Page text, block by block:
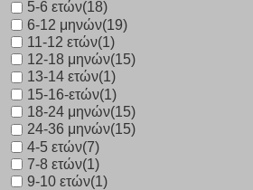
5-6 ετών(18)
6-12 μηνών(19)
11-12 ετών(1)
12-18 μηνών(15)
13-14 ετών(1)
15-16-ετών(1)
18-24 μηνών(15)
24-36 μηνών(15)
4-5 ετών(7)
7-8 ετών(1)
9-10 ετών(1)